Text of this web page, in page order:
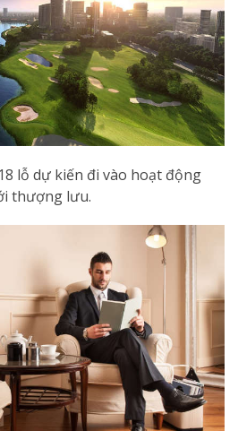
lỗ dự kiến đi vào hoạt động
thượng lưu.